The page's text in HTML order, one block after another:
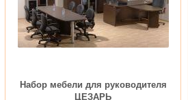
Набор мебели для руководителя
ЦЕЗАРЬ